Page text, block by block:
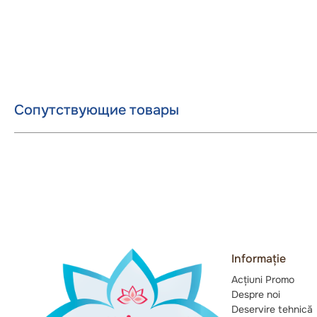
Сопутствующие товары
Informație
Acțiuni Promo
Despre noi
Deservire tehnică